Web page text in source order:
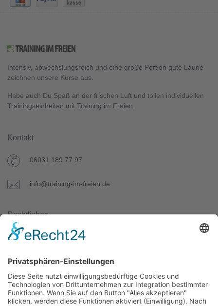
Intensiv, abwechslungsreich und eine große Portion gute Laune
zeichnen unsere Kurse aus.
Habe auch Du Spaß an der frischen Luft und tollen individuellen
Trainingseinheiten mit Training im Freien.
Kontakt
06031 189 77 97
info@training-im-freien.de
Rechtliches
Datenschutz
Impressum
Unser Angebot